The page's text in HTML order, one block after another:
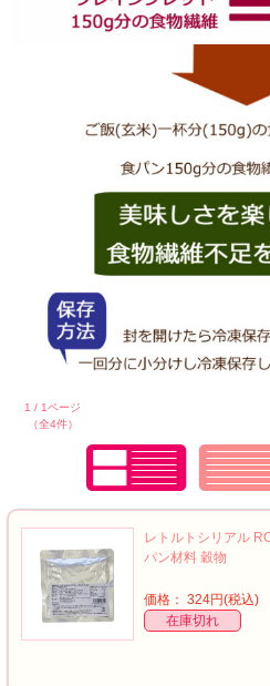
1 / 1ページ
（全4件）
レトルトシリアル
パン材料 穀物
価格： 324円(税込)
在庫切れ